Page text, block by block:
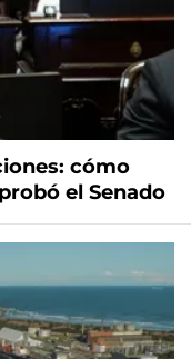
cómo
el Senado